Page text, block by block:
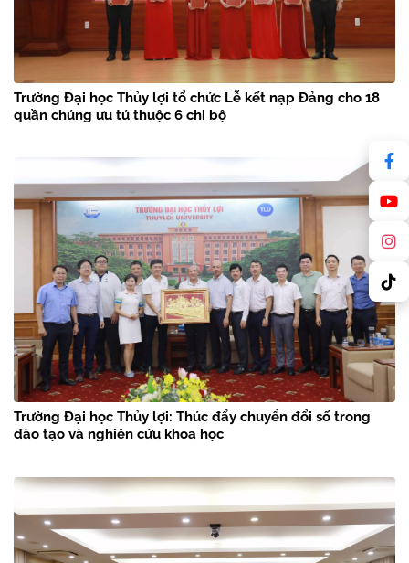
Trường Đại học Thủy lợi tổ chức Lễ kết nạp Đảng cho 18
quần chúng ưu tú thuộc 6 chi bộ
Trường Đại học Thủy lợi: Thúc đẩy chuyển đổi số trong
đào tạo và nghiên cứu khoa học